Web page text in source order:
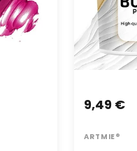
9,49 €
ARTMIE®